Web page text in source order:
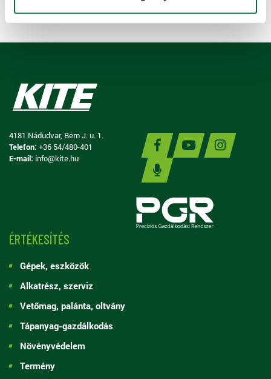
4181 Nádudvar, Bem J. u. 1.
Telefon: +36 54/480-401
E-mail: info@kite.hu
ÉRTÉKESÍTÉS
Gépek, eszközök
Alkatrész, szerviz
Vetőmag, palánta, oltvány
Tápanyag-gazdálkodás
Növényvédelem
Termény